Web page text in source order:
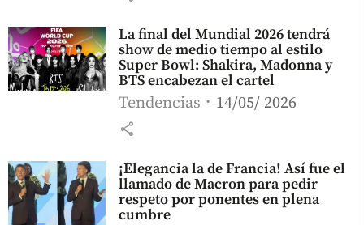
La final del Mundial 2026 tendrá
show de medio tiempo al estilo
Super Bowl: Shakira, Madonna y
BTS encabezan el cartel
Tendencias 14/05/ 2026
share
¡Elegancia la de Francia! Así fue el
llamado de Macron para pedir
respeto por ponentes en plena
cumbre